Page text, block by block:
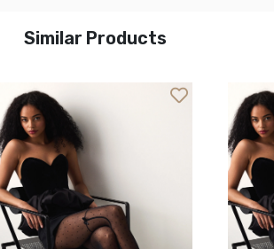
Similar Products